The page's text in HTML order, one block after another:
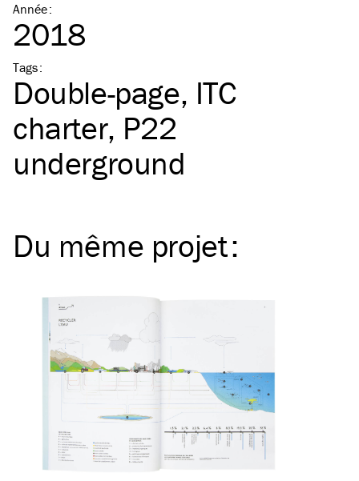
Année:
2018
Tags:
Double-page ITC
charter P22
underground
Du même projet: